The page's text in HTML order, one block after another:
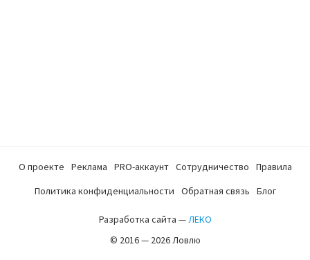
О проекте Реклама PRO-аккаунт Сотрудничество
Правила
Политика конфиденциальности
Обратная связь Блог
Разработка сайта —ЛЕКО
© 2016 — 2026 Ловлю